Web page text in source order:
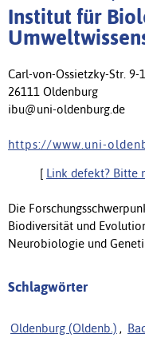
Institut für
Carl-von-Ossietzky-Str. 9-
26111 Oldenburg
ibu@uni-oldenburg.de
h t t p s : / / w w w . u n i - o l d e n
[ Link defekt? Bitte
Die
Biodiversität und
Neurobiologie und
Schlagwörter
Oldenburg (Oldenb.) ,